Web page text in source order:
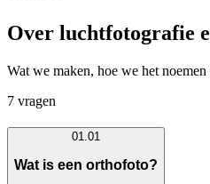
Over luchtfotografie
Wat we maken, hoe we het
7 vragen
01.01
Wat is een orthofoto?